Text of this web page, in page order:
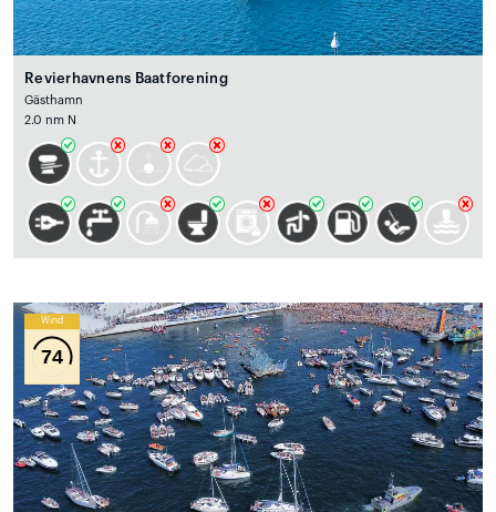
Revierhavnens Baatforening
Gästhamn
2.0 nm N
Wind
74